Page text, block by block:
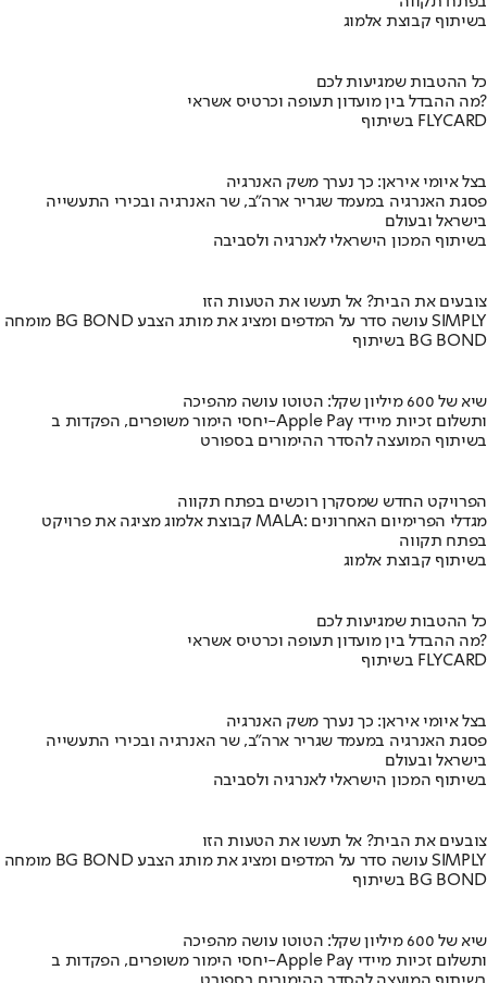
בשיתוף קבוצת אלמוג
כל ההטבות שמגיעות לכם
מה ההבדל בין מועדון תעופה וכרטיס אשראי?
בשיתוף FLYCARD
בצל איומי איראן: כך נערך משק האנרגיה
פסגת האנרגיה במעמד שגריר ארה"ב, שר האנרגיה ובכירי התעשייה
בישראל ובעולם
בשיתוף המכון הישראלי לאנרגיה ולסביבה
צובעים את הבית? אל תעשו את הטעות הזו
מומחה BG BOND עושה סדר על המדפים ומציג את מותג הצבע SIMPLY
בשיתוף BG BOND
שיא של 600 מיליון שקל: הטוטו עושה מהפיכה
יחסי הימור משופרים, הפקדות ב-Apple Pay ותשלום זכיות מיידי
בשיתוף המועצה להסדר ההימורים בספורט
הפרויקט החדש שמסקרן רוכשים בפתח תקווה
קבוצת אלמוג מציגה את פרויקט MALA: מגדלי הפרימיום האחרונים
בפתח תקווה
בשיתוף קבוצת אלמוג
כל ההטבות שמגיעות לכם
מה ההבדל בין מועדון תעופה וכרטיס אשראי?
בשיתוף FLYCARD
בצל איומי איראן: כך נערך משק האנרגיה
פסגת האנרגיה במעמד שגריר ארה"ב, שר האנרגיה ובכירי התעשייה
בישראל ובעולם
בשיתוף המכון הישראלי לאנרגיה ולסביבה
צובעים את הבית? אל תעשו את הטעות הזו
מומחה BG BOND עושה סדר על המדפים ומציג את מותג הצבע SIMPLY
בשיתוף BG BOND
שיא של 600 מיליון שקל: הטוטו עושה מהפיכה
יחסי הימור משופרים, הפקדות ב-Apple Pay ותשלום זכיות מיידי